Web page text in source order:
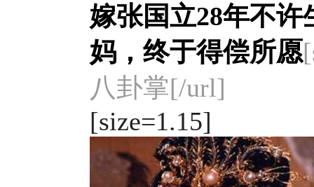
嫁张国立28年不
妈，终于得偿所愿
八卦掌[/url]
[size=1.15]